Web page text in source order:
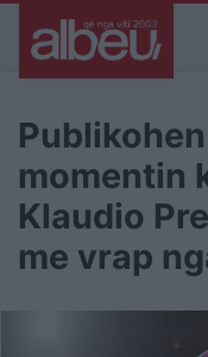
momentin
Klaudio
me vrap